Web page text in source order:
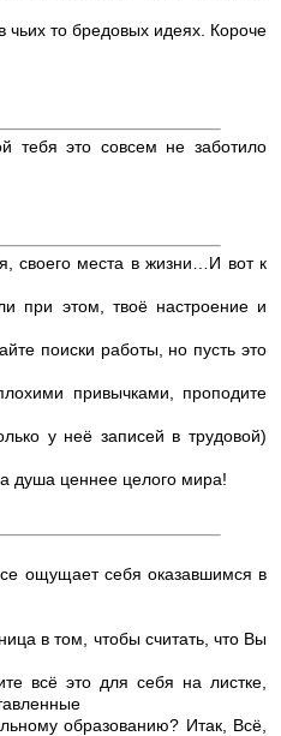
чьих то бредовых идеях. Короче
тебя это совсем не заботило
своего места в жизни…И вот к
при этом, твоё настроение и
поиски работы, но пусть это
привычками, проподите
у неё записей в трудовой)
душа ценнее целого мира!
ощущает себя оказавшимся в
в том, чтобы считать, что Вы
всё это для себя на листке,
образованию? Итак, Всё,